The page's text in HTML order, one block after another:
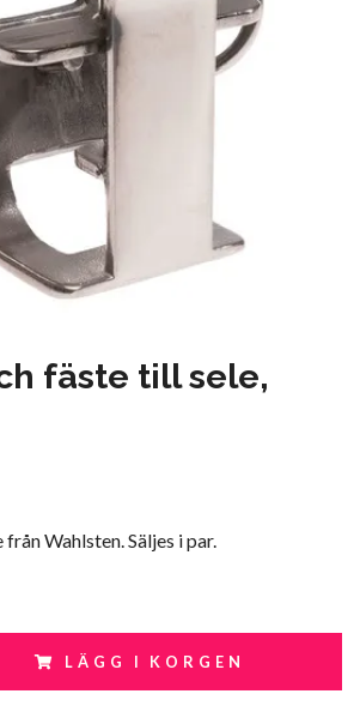
fäste till sele,
Wahlsten. Säljes i par.
LÄGG I KORGEN